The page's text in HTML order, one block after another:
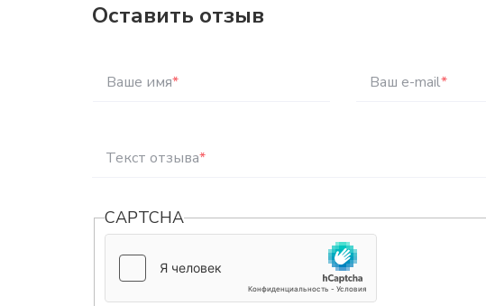
Оставить отзыв
Ваше имя* Ваш e-mail*
Текст отзыва*
CAPTCHA